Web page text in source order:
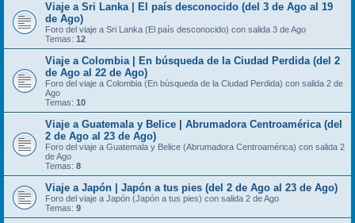
Viaje a Sri Lanka | El país desconocido (del 3 de Ago al 19
de Ago)
Foro del viaje a Sri Lanka (El país desconocido) con salida 3 de Ago
Temas: 12
Viaje a Colombia | En búsqueda de la Ciudad Perdida (del 2
de Ago al 22 de Ago)
Foro del viaje a Colombia (En búsqueda de la Ciudad Perdida) con salida 2 de
Ago
Temas: 10
Viaje a Guatemala y Belice | Abrumadora Centroamérica (del
2 de Ago al 23 de Ago)
Foro del viaje a Guatemala y Belice (Abrumadora Centroamérica) con salida 2
de Ago
Temas: 8
Viaje a Japón | Japón a tus pies (del 2 de Ago al 23 de Ago)
Foro del viaje a Japón (Japón a tus pies) con salida 2 de Ago
Temas: 9